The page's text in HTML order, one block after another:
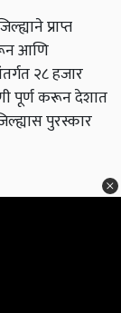
प्राप्त
आणि
२८ हजार
पूर्ण करून देशात
पुरस्कार